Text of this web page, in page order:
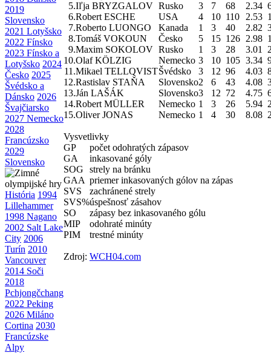
2019
Slovensko
2021 Lotyšsko
2022 Fínsko
2023 Fínsko a
Lotyšsko 2024
Česko 2025
Švédsko a
Dánsko 2026
Švajčiarsko
2027 Nemecko
2028
Francúzsko
2029
Slovensko
História 1994
Lillehammer
1998 Nagano
2002 Salt Lake
City 2006
Turín 2010
Vancouver
2014 Soči
2018
Pchjongčchang
2022 Peking
2026 Miláno
Cortina 2030
Francúzske
Alpy
5.Iľja BRYZGALOV Rusko 3 7 68 2.34
6.Robert ESCHE USA 4 10 110 2.53
7.Roberto LUONGO Kanada 1 3 40 2.82
8.Tomáš VOKOUN Česko 5 15 126 2.98
9.Maxim SOKOLOV Rusko 1 3 28 3.01
10.Olaf KÖLZIG Nemecko 3 10 105 3.34
11.Mikael TELLQVISTŠvédsko 3 12 96 4.03
12.Rastislav STAŇA Slovensko2 6 43 4.08
13.Ján LAŠÁK Slovensko3 12 72 4.75
14.Robert MÜLLER Nemecko 1 3 26 5.94
15.Oliver JONAS Nemecko 1 4 30 8.08
Vysvetlivky
GP
počet odohratých zápasov
GA
inkasované góly
SOG
strely na bránku
GAA priemer inkasovaných gólov na zápas
SVS
zachránené strely
SVS%úspešnosť zásahov
SO
zápasy bez inkasovaného gólu
MIP
odohraté minúty
PIM
trestné minúty
Zdroj: WCH04.com